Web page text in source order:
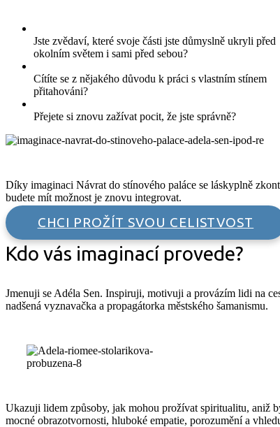
Jste zvědaví, které svoje části jste důmyslně ukryli před
okolním světem i sami před sebou?
Cítíte se z nějakého důvodu k práci s vlastním stínem
přitahováni?
Přejete si znovu zažívat pocit, že jste správně?
Díky imaginaci Návrat do stínového paláce se láskyplně
budete mít možnost je znovu integrovat.
CHCI PROŽÍT SVOU CELISTVOST
Kdo vás imaginací provede?
Jmenuji se Adéla Sen. Inspiruji, motivuji a provázím lidi na
nadšená vyznavačka a propagátorka městského šamanismu.
Ukazuji lidem způsoby, jak mohou prožívat spiritualitu, aniž
mocné obrazotvornosti, hluboké empatie, porozumění a